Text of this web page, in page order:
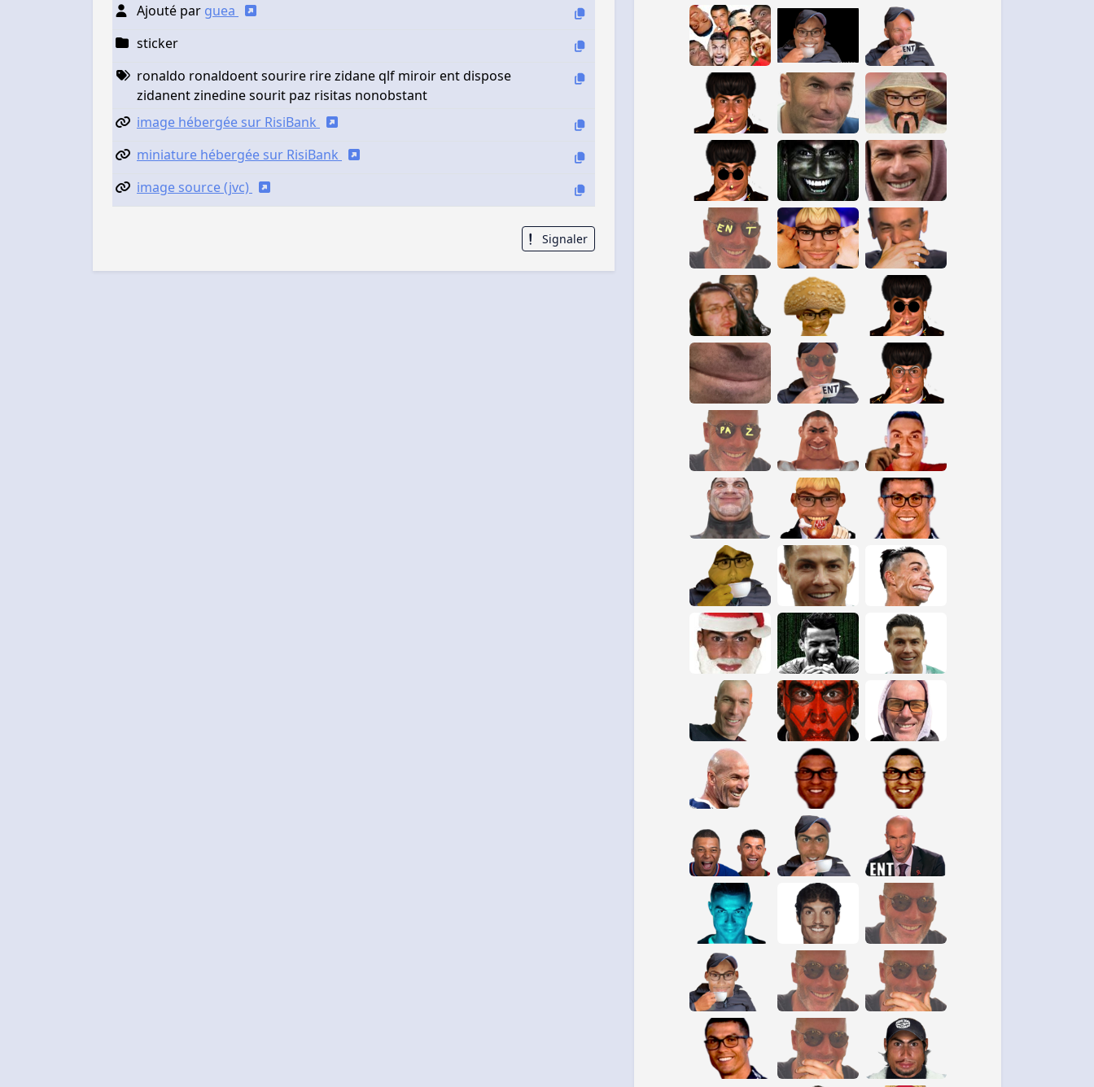
Ajouté par guea
sticker
ronaldo ronaldoent sourire rire zidane qlf miroir ent dispose
zidanent zinedine sourit paz risitas nonobstant
image hébergée sur RisiBank
miniature hébergée sur RisiBank
image source (jvc)
Signaler